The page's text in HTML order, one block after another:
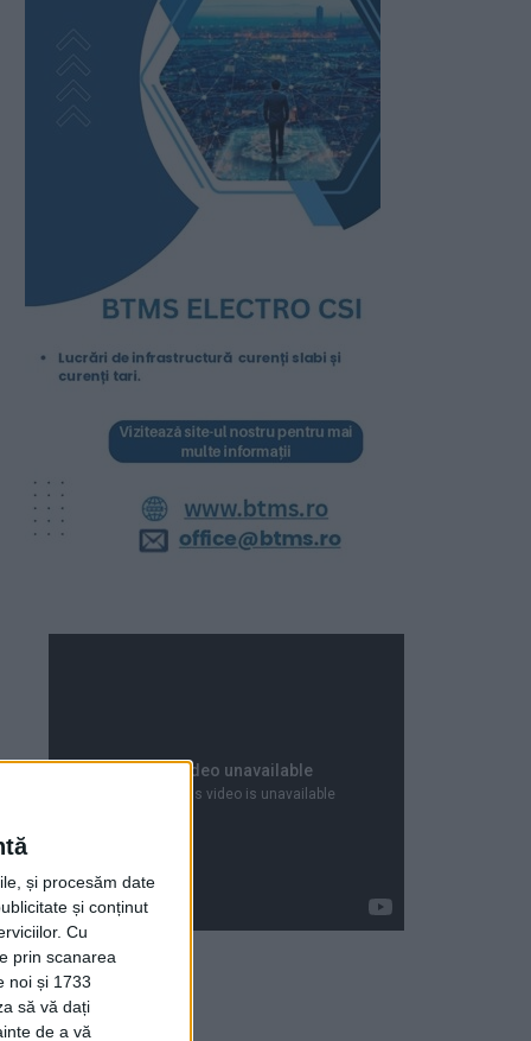
și procesăm date
și conținut
Cu
prin scanarea
noi și 1733
să vă dați
de a vă
Articole recente